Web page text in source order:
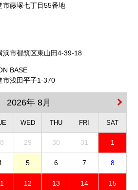
市藤塚七丁目55番地
浜市都筑区東山田4-39-18
BASE
市浅田平子1-370
2026年 8月
WED THU FRI SAT
29 30 31 1
5 6 7 8
12 13 14 15